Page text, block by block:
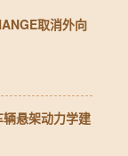
取消外向
悬架动力学建